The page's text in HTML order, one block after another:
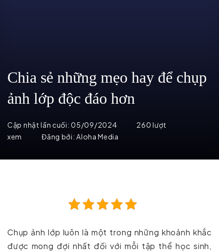
Chia sẻ những mẹo hay để chụp
ảnh lớp độc đáo hơn
Cập nhật lần cuối:05/09/2024
260 lượt
xem
Đăng bởi:Aloha Media
Chụp ảnh lớp luôn là một trong những khoảnh khắc
được mong đợi nhất đối với mỗi tập thể học sinh,